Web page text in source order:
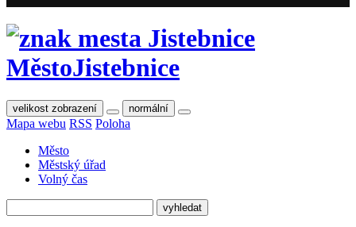
MěstoJistebnice
velikost zobrazení normální
Mapa webu RSS Poloha
Město
Městský úřad
Volný čas